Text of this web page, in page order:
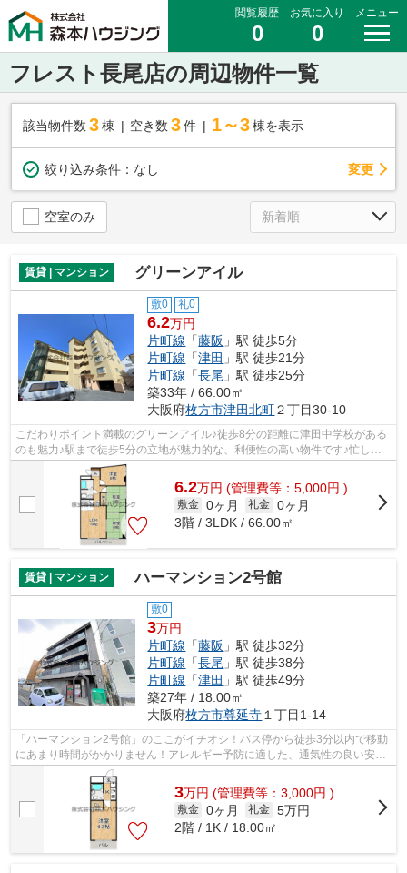
閲覧履歴
0
お気に入り
0
メニュー
フレスト長尾店の周辺物件一覧
該当物件数 3棟 空き数 3 件 1～3 棟を表示
絞り込み条件： なし 変更
空室のみ
賃貸 | マンション グリーンアイル
敷0 礼0
6.2万円
片町線 「藤阪 」駅 徒歩5分
片町線 「津田 」駅 徒歩21分
片町線 「長尾 」駅 徒歩25分
築33年 / 66.00㎡
大阪府枚方市津田北町２丁目30-10
こだわりポイント満載のグリーンアイル♪徒歩8分の距離に津田中学校がある
のも魅力♪駅まで徒歩5分の立地が魅力的な、利便性の高い物件です♪忙しい
日でもゴミ出しをサクッと終えられるよ...
6.2万円 (管理費等：5,000円 )
敷金 0ヶ月 礼金 0ヶ月
3階 / 3LDK / 66.00㎡
賃貸 | マンション ハーマンション2号館
敷0
3万円
片町線 「藤阪 」駅 徒歩32分
片町線 「長尾 」駅 徒歩38分
片町線 「津田 」駅 徒歩49分
築27年 / 18.00㎡
大阪府枚方市尊延寺 １丁目1-14
「ハーマンション2号館」のここがイチオシ！バス停から徒歩3分以内で移動
にあまり時間がかかりません！アレルギー予防に適した、通気性の良い安心
の物件です！健康な体は新鮮な空気を...
3万円 (管理費等：3,000円 )
敷金 0ヶ月 礼金 5万円
2階 / 1K / 18.00㎡